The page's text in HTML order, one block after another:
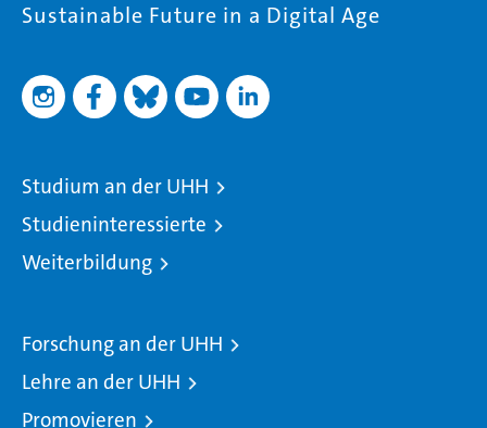
Sustainable Future in a Digital Age
Studium an der UHH
Studieninteressierte
Weiterbildung
Forschung an der UHH
Lehre an der UHH
Promovieren